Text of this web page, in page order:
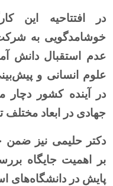
در افتتاحیه این
خوشامدگویی به
عدم استقبال دانش
علوم انسانی و
در آینده کشور دچار
جهادی در ابعاد مختلف
دکتر حلیمی نیز ضمن
بر اهمیت جایگاه
پایش در دانشگاه‌های